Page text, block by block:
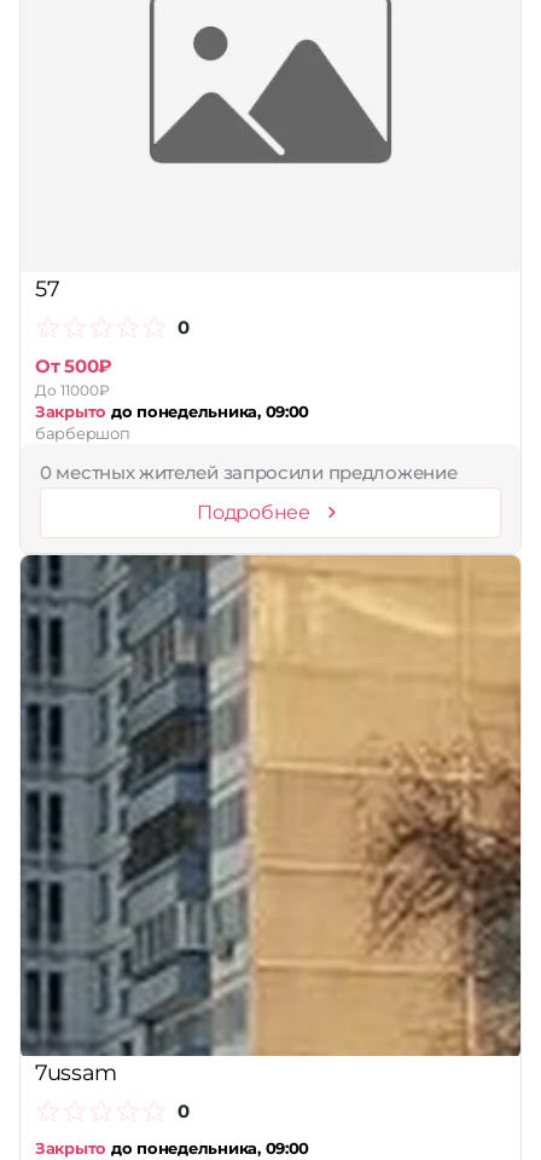
57
0
От 500₽
До 11000₽
Закрыто до понедельника, 09:00
барбершоп
0 местных жителей запросили предложение
Подробнее
7ussam
0
Закрыто до понедельника, 09:00